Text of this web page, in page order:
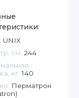
UNIX
см: 244
кг: 140
Перматрон